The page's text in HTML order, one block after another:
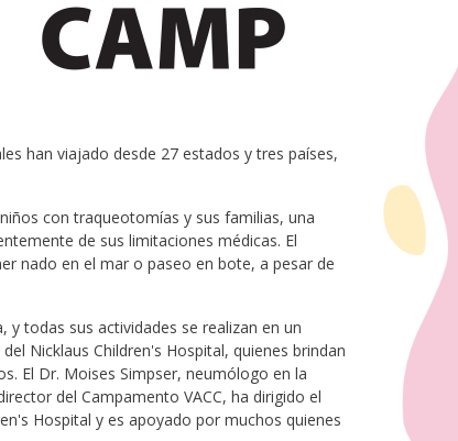
han viajado desde 27 estados y tres países,
con traqueotomías y sus familias, una
de sus limitaciones médicas. El
nado en el mar o paseo en bote, a pesar de
todas sus actividades se realizan en un
Nicklaus Children's Hospital, quienes brindan
El Dr. Moises Simpser, neumólogo en la
del Campamento VACC, ha dirigido el
Hospital y es apoyado por muchos quienes